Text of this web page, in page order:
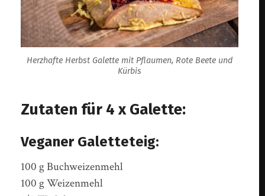
Herzhafte Herbst Galette mit Pflaumen, Rote Beete und
Kürbis
Zutaten für 4 x Galette:
Veganer Galetteteig:
100 g Buchweizenmehl
100 g Weizenmehl